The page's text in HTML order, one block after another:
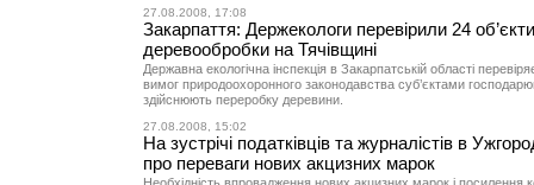
27.08.2008, 17:08
Закарпаття: Держекологи перевірили 24 об’єкти
деревообробки на Тячівщині
Державна екологічна інспекція в Закарпатській області
вимог природоохоронного законодавства суб’єктами
здійснюють переробку деревини.
27.08.2008, 15:02
На зустрічі податківців та журналістів в
про переваги нових акцизних марок